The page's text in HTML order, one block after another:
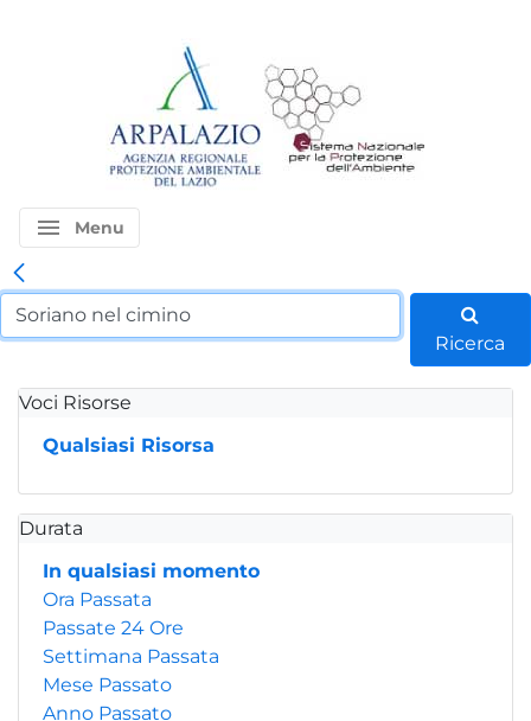
menu Menu
Ricerca
Voci Risorse
Qualsiasi Risorsa
Durata
In qualsiasi momento
Ora Passata
Passate 24 Ore
Settimana Passata
Mese Passato
Anno Passato